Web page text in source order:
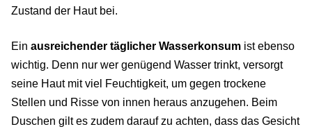
Zustand der Haut bei.
Ein ausreichender täglicher Wasserkonsum ist ebenso
wichtig. Denn nur wer genügend Wasser trinkt, versorgt
seine Haut mit viel Feuchtigkeit, um gegen trockene
Stellen und Risse von innen heraus anzugehen. Beim
Duschen gilt es zudem darauf zu achten, dass das Gesicht